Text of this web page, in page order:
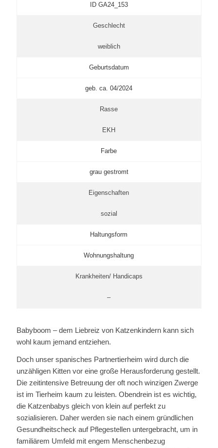
ID GA24_153
Geschlecht
weiblich
Geburtsdatum
geb. ca. 04/2024
Rasse
EKH
Farbe
grau gestromt
Eigenschaften
sozial
Haltungsform
Wohnungshaltung
Krankheiten/ Handicaps
–
Babyboom – dem Liebreiz von Katzenkindern kann sich
wohl kaum jemand entziehen.
Doch unser spanisches Partnertierheim wird durch die
unzähligen Kitten vor eine große Herausforderung gestellt.
Die zeitintensive Betreuung der oft noch winzigen Zwerge
ist im Tierheim kaum zu leisten. Obendrein ist es wichtig,
die Katzenbabys gleich von klein auf perfekt zu
sozialisieren. Daher werden sie nach einem gründlichen
Gesundheitscheck auf Pflegestellen untergebracht, um in
familiärem Umfeld mit engem Menschenbezug